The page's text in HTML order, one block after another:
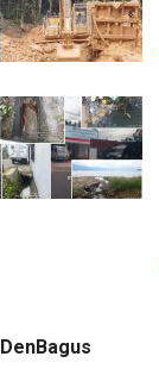
DenBagus